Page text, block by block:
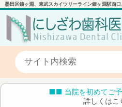
墨田区鐘ヶ淵、東武スカイツリーライン鐘ヶ淵駅西
■■ 当院を初めてご
詳しくはこ